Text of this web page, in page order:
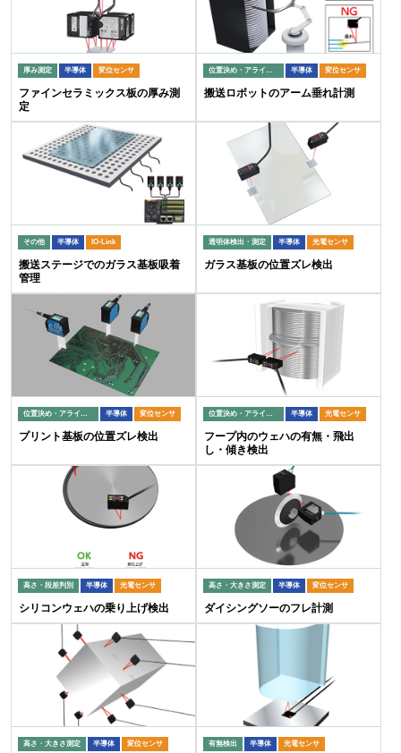
厚み測定 半導体 変位センサ
ファインセラミックス板の厚み測
定
位置決め・アライメント 半導体 変位センサ
搬送ロボットのアーム垂れ計測
その他 半導体 IO-Link
搬送ステージでのガラス基板吸着
管理
透明体検出・測定 半導体 光電センサ
ガラス基板の位置ズレ検出
位置決め・アライメント 半導体 変位センサ
プリント基板の位置ズレ検出
位置決め・アライメント 半導体 光電センサ
フープ内のウェハの有無・飛出
し・傾き検出
高さ・段差判別 半導体 光電センサ
シリコンウェハの乗り上げ検出
高さ・大きさ測定 半導体 変位センサ
ダイシングソーのフレ計測
高さ・大きさ測定 半導体 変位センサ 有無検出 半導体 光電センサ